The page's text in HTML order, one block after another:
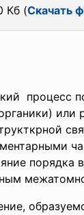
Кб (Скачать
процесс